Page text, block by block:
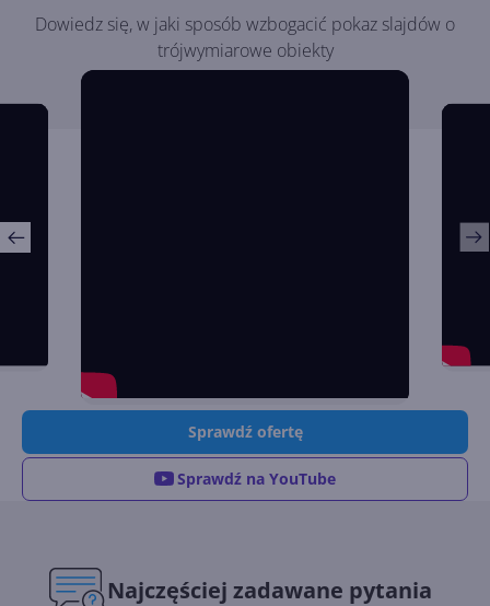
Dowiedz się, w jaki sposób wzbogacić pokaz slajdów o
trójwymiarowe obiekty
Sprawdź ofertę
Sprawdź na YouTube
Najczęściej zadawane pytania